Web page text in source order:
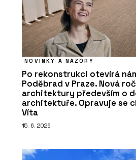
NOVINKY A NÁZORY
Po rekonstrukci otevírá
Poděbrad v Praze. Nová
architektury především o
architektuře. Opravuje se
Víta
15. 6. 2026